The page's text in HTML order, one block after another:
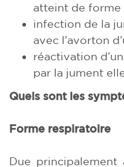
atteint de forme
infection de la
avec l’avorton
réactivation
par la jument
Quels sont les
Forme respiratoire
Due